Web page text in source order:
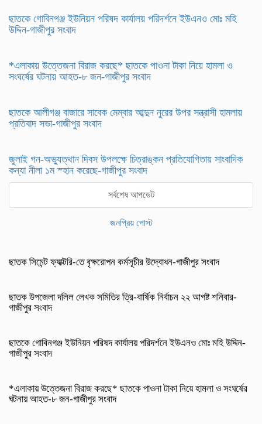
ছাতকে গোবিনগঞ্জ ইউনিয়ন পরিষদ কার্যালয় পরিদর্শনে ইউএনও মোঃ মহি
উদ্দিন-গাজীপুর সংবাদ
*এলাকায় উত্তেজনা বিরাজ করছে* ছাতকে পাওনা টাকা নিয়ে হামলা ও
সংঘর্ষের ঘটনায় আহত-৮ জন-গাজীপুর সংবাদ
ছাতকে আলীগঞ্জ বাজারে সাবেক মেম্বার আব্দুন নুরের উপর সন্ত্রাসী হামলায়
প্রতিবাদ সভা-গাজীপুর সংবাদ
জুলাই গন-অভ্যুত্থান দিবস উপলক্ষে চিত্রাঙ্কন প্রতিযোগিতায় সাংবাদিক
কন্যা নীলা ১ম স্হান করেছে-গাজীপুর সংবাদ
সর্বশেষ আপডেট
জনপ্রিয় পোস্ট
ছাতক সিমেন্ট ফ্যাক্টরি-তে বৃক্ষরোপন কর্মসূচীর উদ্বোধন-গাজীপুর সংবাদ
ছাতক উপজেলা দলিল লেখক সমিতির ত্রি-বার্ষিক নির্বাচন ২২ আগষ্ট শনিবার-
গাজীপুর সংবাদ
ছাতকে গোবিনগঞ্জ ইউনিয়ন পরিষদ কার্যালয় পরিদর্শনে ইউএনও মোঃ মহি উদ্দিন-
গাজীপুর সংবাদ
*এলাকায় উত্তেজনা বিরাজ করছে* ছাতকে পাওনা টাকা নিয়ে হামলা ও সংঘর্ষের
ঘটনায় আহত-৮ জন-গাজীপুর সংবাদ